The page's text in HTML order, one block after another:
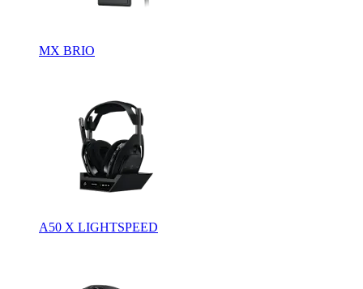
MX BRIO
A50 X LIGHTSPEED